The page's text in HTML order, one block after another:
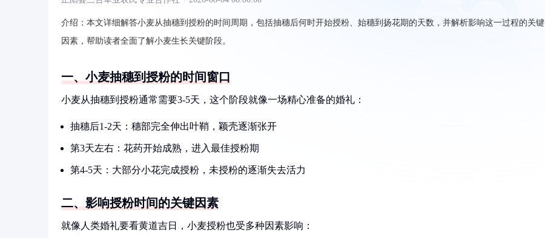
介绍： 本文详细解答小麦从抽穗到授粉的时间周期，包括抽穗后何时开始授粉、始穗到扬花期的天数，并解析影响这一过程的关键
因素，帮助读者全面了解小麦生长关键阶段。
一、小麦抽穗到授粉的时间窗口
小麦从抽穗到授粉通常需要3-5天，这个阶段就像一场精心准备的婚礼：
抽穗后1-2天：穗部完全伸出叶鞘，颖壳逐渐张开
第3天左右：花药开始成熟，进入最佳授粉期
第4-5天：大部分小花完成授粉，未授粉的逐渐失去活力
二、影响授粉时间的关键因素
就像人类婚礼要看黄道吉日，小麦授粉也受多种因素影响：